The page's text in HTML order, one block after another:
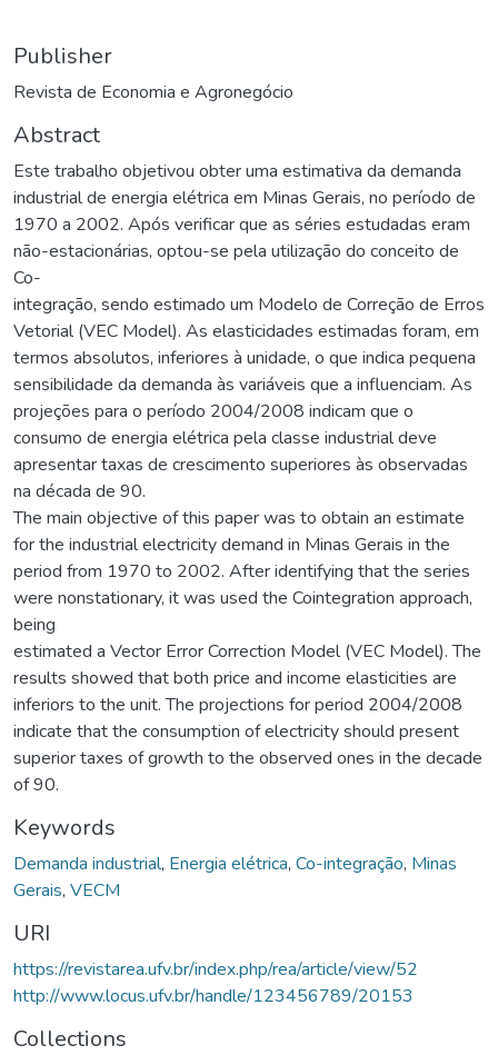
Publisher
Revista de Economia e Agronegócio
Abstract
Este trabalho objetivou obter uma estimativa da demanda
industrial de energia elétrica em Minas Gerais, no período de
1970 a 2002. Após verificar que as séries estudadas eram
não-estacionárias, optou-se pela utilização do conceito de
Co-
integração, sendo estimado um Modelo de Correção de Erros
Vetorial (VEC Model). As elasticidades estimadas foram, em
termos absolutos, inferiores à unidade, o que indica pequena
sensibilidade da demanda às variáveis que a influenciam. As
projeções para o período 2004/2008 indicam que o
consumo de energia elétrica pela classe industrial deve
apresentar taxas de crescimento superiores às observadas
na década de 90.
The main objective of this paper was to obtain an estimate
for the industrial electricity demand in Minas Gerais in the
period from 1970 to 2002. After identifying that the series
were nonstationary, it was used the Cointegration approach,
being
estimated a Vector Error Correction Model (VEC Model). The
results showed that both price and income elasticities are
inferiors to the unit. The projections for period 2004/2008
indicate that the consumption of electricity should present
superior taxes of growth to the observed ones in the decade
of 90.
Keywords
Demanda industrial, Energia elétrica, Co-integração, Minas
Gerais, VECM
URI
https://revistarea.ufv.br/index.php/rea/article/view/52
http://www.locus.ufv.br/handle/123456789/20153
Collections